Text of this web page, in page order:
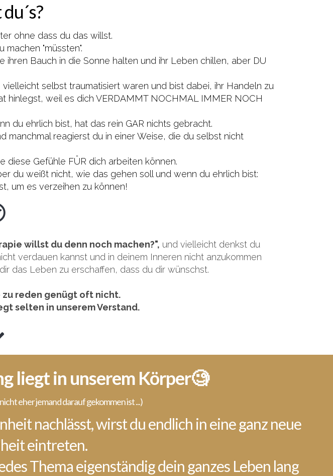
ohne dass du das willst.
"müssten".
Bauch in die Sonne halten und ihr Leben chillen, aber DU
selbst traumatisiert waren und bist dabei, ihr Handeln zu
weil es dich VERDAMMT NOCHMAL IMMER NOCH
du ehrlich bist, hat das rein GAR nichts gebracht.
manchmal reagierst du in einer Weise, die du selbst nicht
diese Gefühle FÜR dich arbeiten können.
du weißt nicht, wie das gehen soll und wenn du ehrlich bist:
um es verzeihen zu können!
willst du denn noch machen?", und vielleicht denkst du
verdauen kannst und in deinem Inneren nicht anzukommen
das Leben zu erschaffen, dass du dir wünschst.
zu reden genügt oft nicht.
selten in unserem Verstand.
liegt in unserem Körper🧐
eher jemand darauf gekommen ist ...)
nachlässt, wirst du endlich in eine ganz neue
eintreten.
Thema eigenständig dein ganzes Leben lang